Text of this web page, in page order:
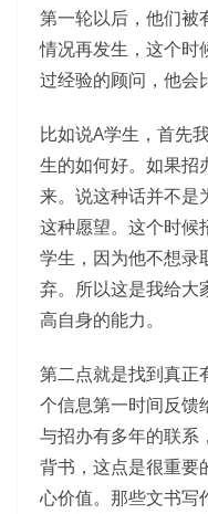
第一轮以后，他们被
情况再发生，这个时
过经验的顾问，他会
比如说A学生，首先
生的如何好。如果招
来。说这种话并不是
这种愿望。这个时候
学生，因为他不想录
弃。所以这是我给大
高自身的能力。
第二点就是找到真正
个信息第一时间反馈
与招办有多年的联系
背书，这点是很重要
心价值。那些文书写